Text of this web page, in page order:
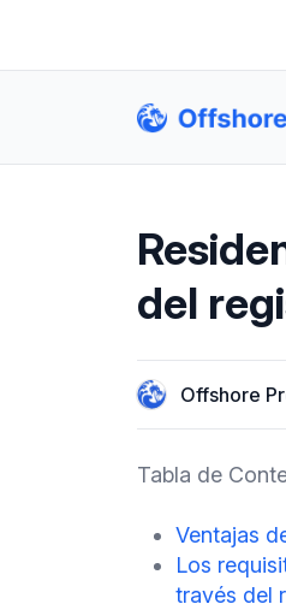
del
Offshore
Tabla de
Ventajas
Los
través del